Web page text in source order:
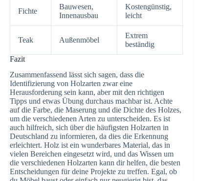
Fichte
Bauwesen,
Innenausbau
Kostengünstig,
leicht
Teak Außenmöbel
Extrem
beständig
Fazit
Zusammenfassend lässt sich sagen, dass die
Identifizierung von Holzarten zwar eine
Herausforderung sein kann, aber mit den richtigen
Tipps und etwas Übung durchaus machbar ist. Achte
auf die Farbe, die Maserung und die Dichte des Holzes,
um die verschiedenen Arten zu unterscheiden. Es ist
auch hilfreich, sich über die häufigsten Holzarten in
Deutschland zu informieren, da dies die Erkennung
erleichtert. Holz ist ein wunderbares Material, das in
vielen Bereichen eingesetzt wird, und das Wissen um
die verschiedenen Holzarten kann dir helfen, die besten
Entscheidungen für deine Projekte zu treffen. Egal, ob